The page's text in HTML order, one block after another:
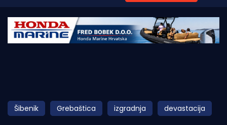
Početna
Obala
Otoci
Šibenik Grebaštica izgradnja devastacija